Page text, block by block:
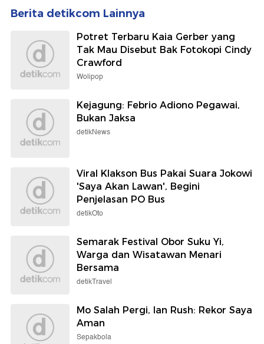
Berita detikcom Lainnya
Potret Terbaru Kaia Gerber yang
Tak Mau Disebut Bak Fotokopi Cindy
Crawford
Wolipop
Kejagung: Febrio Adiono Pegawai,
Bukan Jaksa
detikNews
Viral Klakson Bus Pakai Suara Jokowi
'Saya Akan Lawan', Begini
Penjelasan PO Bus
detikOto
Semarak Festival Obor Suku Yi,
Warga dan Wisatawan Menari
Bersama
detikTravel
Mo Salah Pergi, Ian Rush: Rekor Saya
Aman
Sepakbola